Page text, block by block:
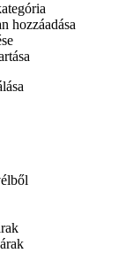
hozzáadása